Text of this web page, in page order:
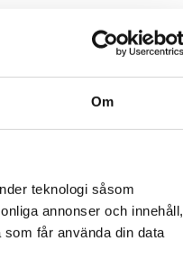
Om
teknologi såsom
annonser och innehåll,
får använda din data